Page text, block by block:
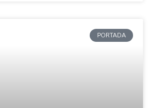
PORTADA